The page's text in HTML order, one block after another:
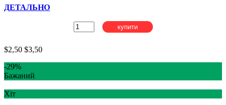
ДЕТАЛЬНО
купити
$2,50 $3,50
-29%
Бажаний
Хіт